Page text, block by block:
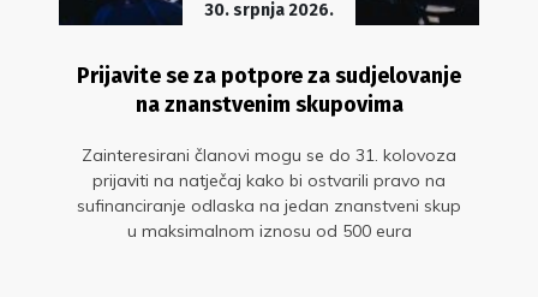
30. srpnja 2026.
Prijavite se za potpore za sudjelovanje
na znanstvenim skupovima
Zainteresirani članovi mogu se do 31. kolovoza
prijaviti na natječaj kako bi ostvarili pravo na
sufinanciranje odlaska na jedan znanstveni skup
u maksimalnom iznosu od 500 eura